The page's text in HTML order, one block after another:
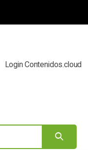
Login Contenidos.cloud